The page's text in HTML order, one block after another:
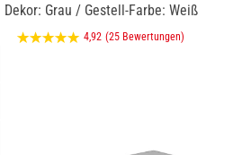
Dekor: Grau / Gestell-Farbe: Weiß
4,92 (25 Bewertungen)